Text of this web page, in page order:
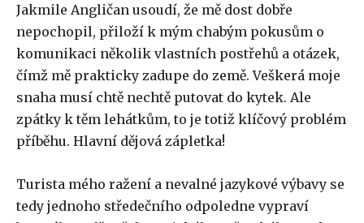
Jakmile Angličan usoudí, že mě dost dobře
nepochopil, přiloží k mým chabým pokusům o
komunikaci několik vlastních postřehů a otázek,
čímž mě prakticky zadupe do země. Veškerá moje
snaha musí chtě nechtě putovat do kytek. Ale
zpátky k těm lehátkům, to je totiž klíčový problém
příběhu. Hlavní dějová zápletka!
Turista mého ražení a nevalné jazykové výbavy se
tedy jednoho středečního odpoledne vypraví